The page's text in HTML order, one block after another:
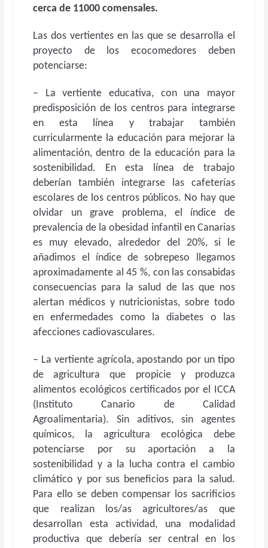
cerca de 11000 comensales.
Las dos vertientes en las que se desarrolla el
proyecto de los ecocomedores deben
potenciarse:
– La vertiente educativa, con una mayor
predisposición de los centros para integrarse
en esta línea y trabajar también
curricularmente la educación para mejorar la
alimentación, dentro de la educación para la
sostenibilidad. En esta línea de trabajo
deberían también integrarse las cafeterías
escolares de los centros públicos. No hay que
olvidar un grave problema, el índice de
prevalencia de la obesidad infantil en Canarias
es muy elevado, alrededor del 20%, si le
añadimos el índice de sobrepeso llegamos
aproximadamente al 45 %, con las consabidas
consecuencias para la salud de las que nos
alertan médicos y nutricionistas, sobre todo
en enfermedades como la diabetes o las
afecciones cadiovasculares.
– La vertiente agrícola, apostando por un tipo
de agricultura que propicie y produzca
alimentos ecológicos certificados por el ICCA
(Instituto Canario de Calidad
Agroalimentaria). Sin aditivos, sin agentes
químicos, la agricultura ecológica debe
potenciarse por su aportación a la
sostenibilidad y a la lucha contra el cambio
climático y por sus beneficios para la salud.
Para ello se deben compensar los sacrificios
que realizan los/as agricultores/as que
desarrollan esta actividad, una modalidad
productiva que debería ser central en los